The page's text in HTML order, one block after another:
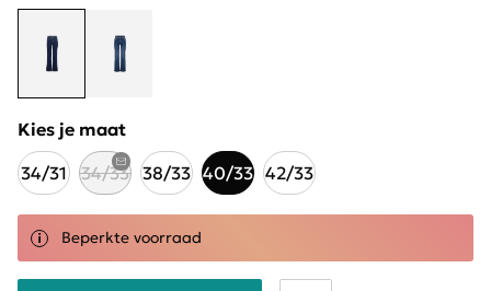
Kies je maat
34/31
34/33 38/33 40/33 42/33
Beperkte voorraad